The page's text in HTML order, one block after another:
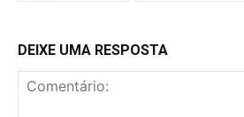
DEIXE UMA RESPOSTA